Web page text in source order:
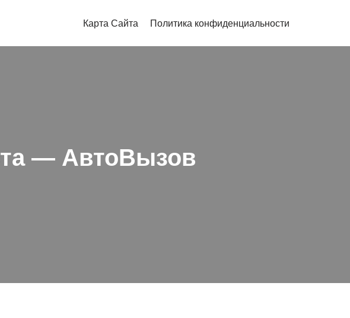
Карта Сайта Политика конфиденциальности
— АвтоВызов